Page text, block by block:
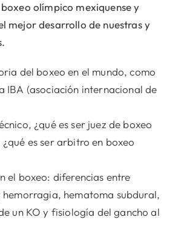
olímpico mexiquense y
mejor desarrollo de nuestras y
del boxeo en el mundo, como
IBA (asociación internacional de
¿qué es ser juez de boxeo
es ser arbitro en boxeo
el boxeo: diferencias entre
hemorragia, hematoma subdural,
un KO y fisiología del gancho al